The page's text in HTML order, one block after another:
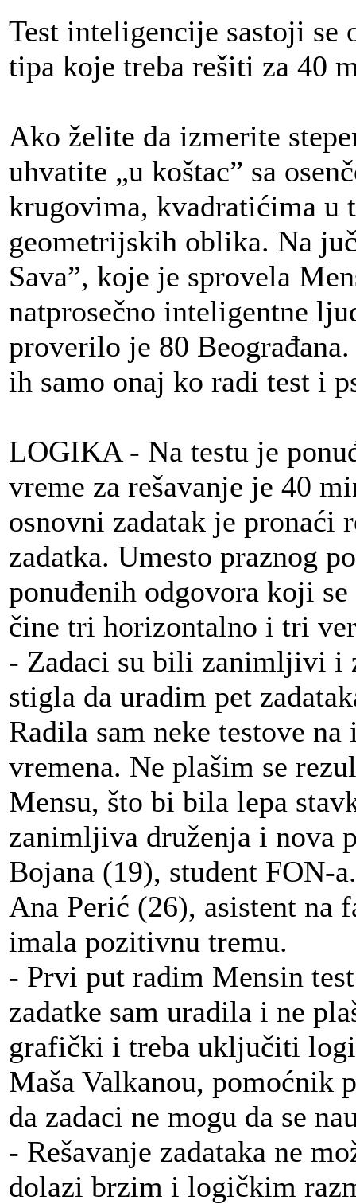
Test inteligencije sastoji se
tipa koje treba rešiti za 40
Ako želite da izmerite
uhvatite „u koštac” sa
krugovima, kvadratićima
geometrijskih oblika. Na
Sava”, koje je sprovela
natprosečno inteligentne
proverilo je 80
ih samo onaj ko radi test i
LOGIKA - Na testu je
vreme za rešavanje je 40
osnovni zadatak je pronaći
zadatka. Umesto praznog
ponuđenih odgovora koji
čine tri horizontalno i tri
- Zadaci su bili zanimljivi i
stigla da uradim pet
Radila sam neke testove
vremena. Ne plašim se
Mensu, što bi bila lepa
zanimljiva druženja i nova
Bojana (19), student FON-a.
Ana Perić (26), asistent na
imala pozitivnu tremu.
- Prvi put radim Mensin
zadatke sam uradila i ne
grafički i treba uključiti
Maša Valkanou, pomoćnik
da zadaci ne mogu da se
- Rešavanje zadataka ne
dolazi brzim i logičkim